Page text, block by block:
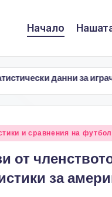
Начало
за играчите
и сравнения на
от
за